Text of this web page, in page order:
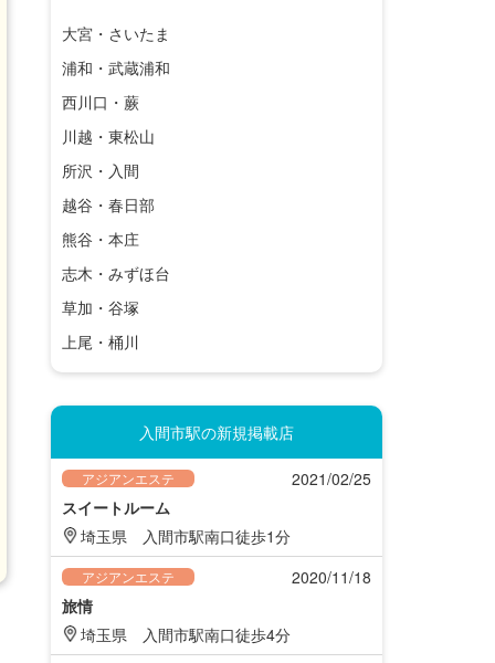
大宮・さいたま
浦和・武蔵浦和
西川口・蕨
川越・東松山
所沢・入間
越谷・春日部
熊谷・本庄
志木・みずほ台
草加・谷塚
上尾・桶川
入間市駅の新規掲載店
アジアンエステ
2021/02/25
スイートルーム
埼玉県 入間市駅南口徒歩1分
アジアンエステ
2020/11/18
旅情
埼玉県 入間市駅南口徒歩4分